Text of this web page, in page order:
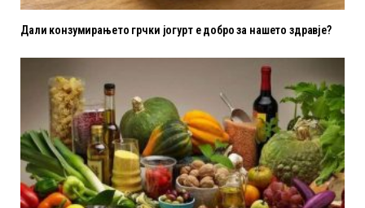
Дали конзумирањето грчки јогурт е добро за нашето здравје?